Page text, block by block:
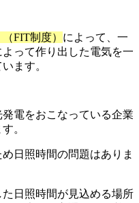
FIT制度） によって、一
って作り出した電気を一
ます。
電をおこなっている企業
。
日照時間の問題はありま
日照時間が見込める場所